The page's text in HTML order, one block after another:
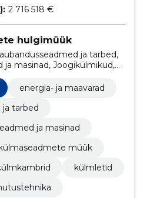
2 716 518 €
hulgimüük
ja tarbed,
ja masinad, Joogikülmikud,
energia- ja maavarad
ja tarbed
ja masinad
müük
külmletid